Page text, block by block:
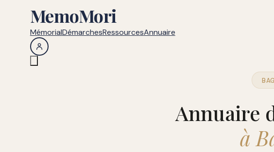
MemoMori
MémorialDémarchesRessourcesAnnuaire
Annuaire
à